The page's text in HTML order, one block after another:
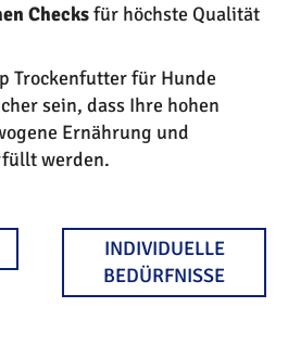
Checksfür höchste Qualität
Trockenfutter für Hunde
sein, dass Ihre hohen
Ernährung und
werden.
INDIVIDUELLE
BEDÜRFNISSE